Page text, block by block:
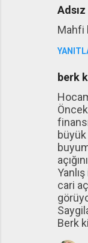
Adsız
Mahfi
berk
büyük
cari
Berk